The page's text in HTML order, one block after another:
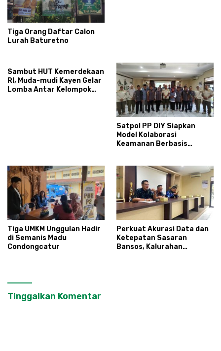
Tiga Orang Daftar Calon
Lurah Baturetno
Sambut HUT Kemerdekaan
RI, Muda-mudi Kayen Gelar
Lomba Antar Kelompok
Satpol PP DIY Siapkan
Model Kolaborasi
Keamanan Berbasis
Tiga UMKM Unggulan Hadir
di Semanis Madu
Condongcatur
Perkuat Akurasi Data dan
Ketepatan Sasaran
Bansos, Kalurahan
Tinggalkan Komentar